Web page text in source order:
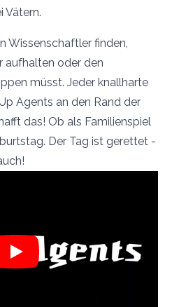
Vätern.
Wissenschaftler finden,
aufhalten oder den
müsst. Jeder knallharte
Agents an den Rand der
das! Ob als Familienspiel
Der Tag ist gerettet -
Play